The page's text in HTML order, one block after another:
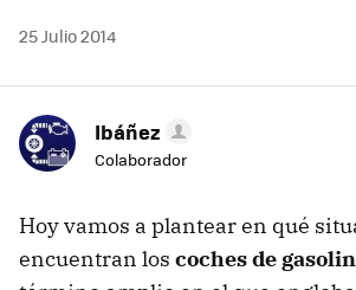
25 Julio 2014
Ibáñez
Colaborador
Hoy vamos a plantear en qué
encuentran los coches de